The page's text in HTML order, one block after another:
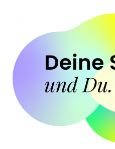
springen